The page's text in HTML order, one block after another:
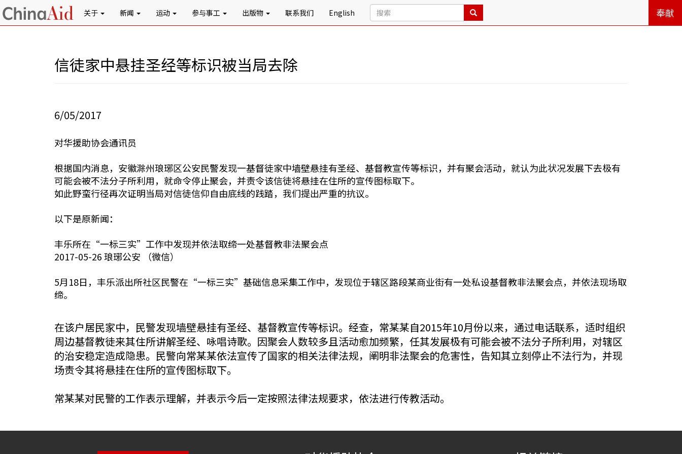
关于 新闻 运动 参与事工 出版物 联系我们 English 奉献
信徒家中悬挂圣经等标识被当局去除
6/05/2017
对华援助协会通讯员
根据国内消息，安徽滁州琅琊区公安民警发现一基督徒家中墙壁悬挂有圣经、基督教宣传等标识，并有聚会活动，就认为此状况发展下去极有
可能会被不法分子所利用，就命令停止聚会，并责令该信徒将悬挂在住所的宣传图标取下。
如此野蛮行径再次证明当局对信徒信仰自由底线的践踏，我们提出严重的抗议。
以下是原新闻：
丰乐所在“一标三实”工作中发现并依法取缔一处基督教非法聚会点
2017-05-26 琅琊公安 （微信）
5月18日，丰乐派出所社区民警在“一标三实”基础信息采集工作中，发现位于辖区路段某商业街有一处私设基督教非法聚会点，并依法现场取
缔。
在该户居民家中，民警发现墙壁悬挂有圣经、基督教宣传等标识。经查，常某某自2015年10月份以来，通过电话联系，适时组织
周边基督教徒来其住所讲解圣经、咏唱诗歌。因聚会人数较多且活动愈加频繁，任其发展极有可能会被不法分子所利用，对辖区
的治安稳定造成隐患。民警向常某某依法宣传了国家的相关法律法规，阐明非法聚会的危害性，告知其立刻停止不法行为，并现
场责令其将悬挂在住所的宣传图标取下。
常某某对民警的工作表示理解，并表示今后一定按照法律法规要求，依法进行传教活动。